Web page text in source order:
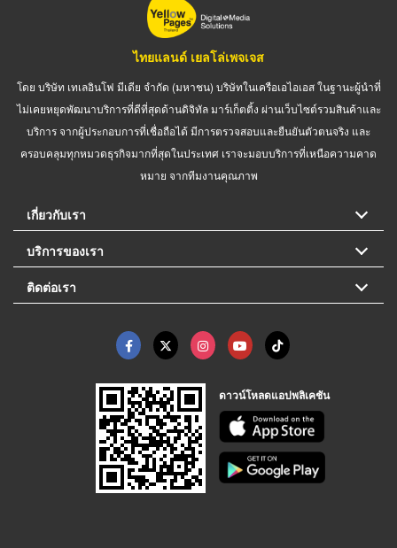
ไทยแลนด์ เยลโล่เพจเจส
โดย บริษัท เทเลอินโฟ มีเดีย จำกัด (มหาชน) บริษัทในเครือเอไอเอส ในฐานะผู้นำที่
ไม่เคยหยุดพัฒนาบริการที่ดีที่สุดด้านดิจิทัล มาร์เก็ตติ้ง ผ่านเว็บไซต์รวมสินค้าและ
บริการ จากผู้ประกอบการที่เชื่อถือได้ มีการตรวจสอบและยืนยันตัวตนจริง และ
ครอบคลุมทุกหมวดธุรกิจมากที่สุดในประเทศ เราจะมอบบริการที่เหนือความคาด
หมาย จากทีมงานคุณภาพ
เกี่ยวกับเรา
บริการของเรา
ติดต่อเรา
ดาวน์โหลดแอปพลิเคชัน